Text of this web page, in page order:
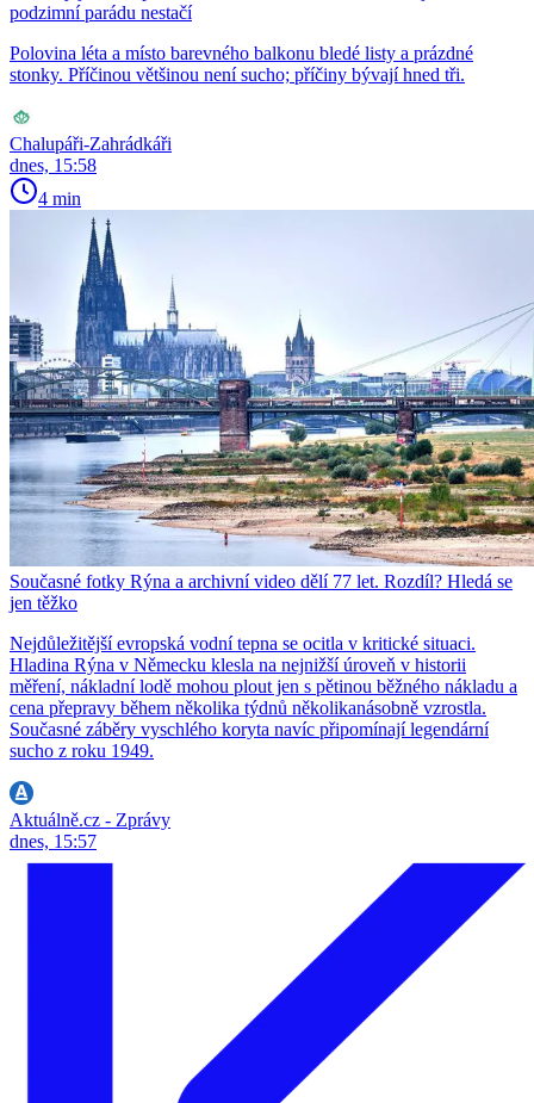
podzimní parádu nestačí
Polovina léta a místo barevného balkonu bledé listy a prázdné
stonky. Příčinou většinou není sucho; příčiny bývají hned tři.
Chalupáři-Zahrádkáři
dnes, 15:58
4 min
Současné fotky Rýna a archivní video dělí 77 let. Rozdíl? Hledá se
jen těžko
Nejdůležitější evropská vodní tepna se ocitla v kritické situaci.
Hladina Rýna v Německu klesla na nejnižší úroveň v historii
měření, nákladní lodě mohou plout jen s pětinou běžného nákladu a
cena přepravy během několika týdnů několikanásobně vzrostla.
Současné záběry vyschlého koryta navíc připomínají legendární
sucho z roku 1949.
Aktuálně.cz - Zprávy
dnes, 15:57